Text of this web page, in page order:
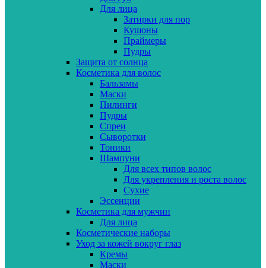
Для лица
Затирки для пор
Кушоны
Праймеры
Пудры
Защита от солнца
Косметика для волос
Бальзамы
Маски
Пилинги
Пудры
Спреи
Сыворотки
Тоники
Шампуни
Для всех типов волос
Для укрепления и роста волос
Сухие
Эссенции
Косметика для мужчин
Для лица
Косметические наборы
Уход за кожей вокруг глаз
Кремы
Маски